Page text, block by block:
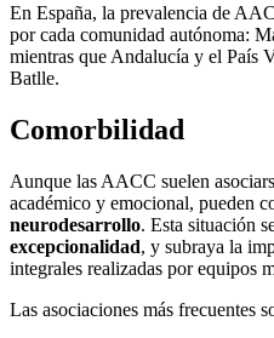
En España, la prevalencia de
por cada comunidad autónoma:
mientras que Andalucía y el País
Batlle.
Comorbilidad
Aunque las AACC suelen
académico y emocional, pueden
neurodesarrollo. Esta situación
excepcionalidad, y subraya la
integrales realizadas por equipos
Las asociaciones más frecuentes